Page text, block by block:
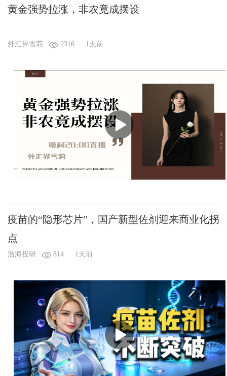
黄金强势拉涨，非农竟成摆设
外汇界雪莉 2316 1天前
疫苗的“隐形芯片”，国产新型佐剂迎来商业化拐
点
浩海投研 814 1天前